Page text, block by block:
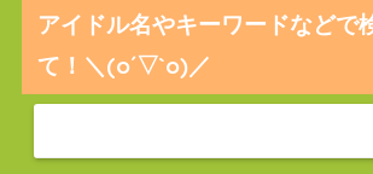
アイドル名やキーワードなどで
て！＼(o´▽`o)／